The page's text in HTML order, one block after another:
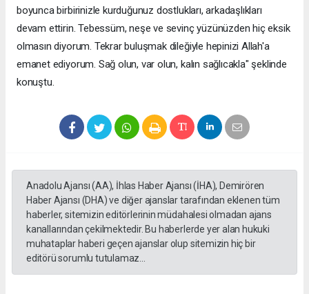
boyunca birbirinizle kurduğunuz dostlukları, arkadaşlıkları
devam ettirin. Tebessüm, neşe ve sevinç yüzünüzden hiç eksik
olmasın diyorum. Tekrar buluşmak dileğiyle hepinizi Allah'a
emanet ediyorum. Sağ olun, var olun, kalın sağlıcakla" şeklinde
konuştu.
Anadolu Ajansı (AA), İhlas Haber Ajansı (İHA), Demirören
Haber Ajansı (DHA) ve diğer ajanslar tarafından eklenen tüm
haberler, sitemizin editörlerinin müdahalesi olmadan ajans
kanallarından çekilmektedir. Bu haberlerde yer alan hukuki
muhataplar haberi geçen ajanslar olup sitemizin hiç bir
editörü sorumlu tutulamaz...